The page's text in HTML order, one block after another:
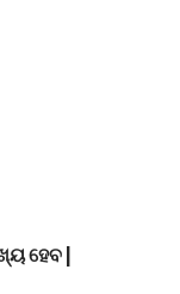
ହେବ |